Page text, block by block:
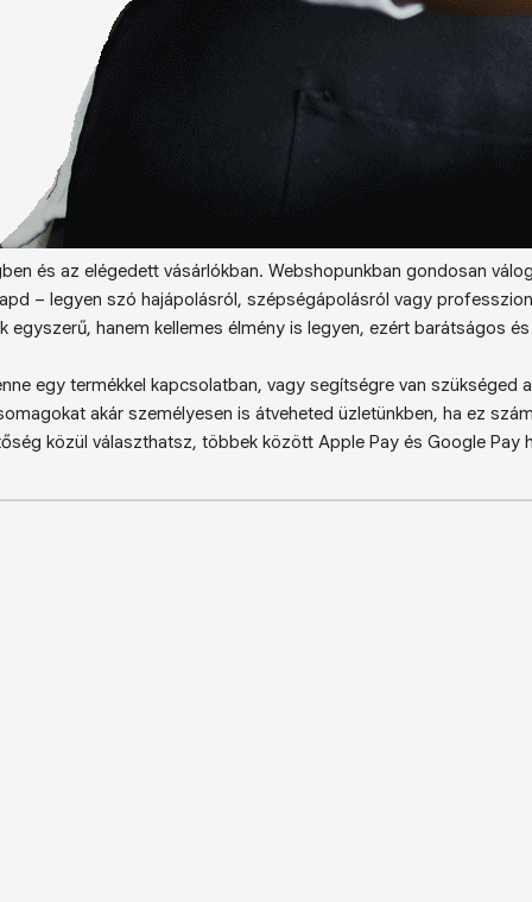
és az elégedett vásárlókban. Webshopunkban gondosan
– legyen szó hajápolásról, szépségápolásról vagy
egyszerű, hanem kellemes élmény is legyen, ezért barátságos
egy termékkel kapcsolatban, vagy segítségre van szükséged
akár személyesen is átveheted üzletünkben, ha ez
közül választhatsz, többek között Apple Pay és Google Pay